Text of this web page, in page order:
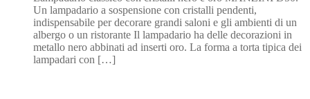
era:
€1.035,60.
è:
€517,80.
Un lampadario a sospensione con cristalli pendenti,
indispensabile per decorare grandi saloni e gli ambienti di un
albergo o un ristorante Il lampadario ha delle decorazioni in
metallo nero abbinati ad inserti oro. La forma a torta tipica dei
lampadari con […]